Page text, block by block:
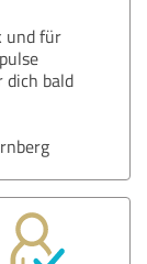
und für
dich bald